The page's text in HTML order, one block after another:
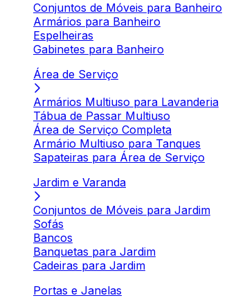
Conjuntos de Móveis para Banheiro
Armários para Banheiro
Espelheiras
Gabinetes para Banheiro
Área de Serviço
Armários Multiuso para Lavanderia
Tábua de Passar Multiuso
Área de Serviço Completa
Armário Multiuso para Tanques
Sapateiras para Área de Serviço
Jardim e Varanda
Conjuntos de Móveis para Jardim
Sofás
Bancos
Banquetas para Jardim
Cadeiras para Jardim
Portas e Janelas